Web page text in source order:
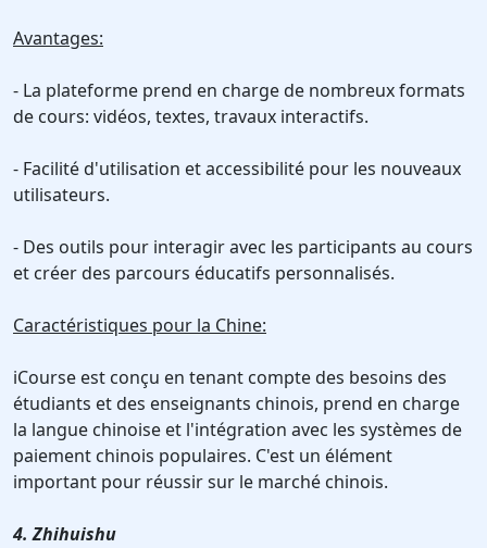
Avantages:
- La plateforme prend en charge de nombreux formats
de cours: vidéos, textes, travaux interactifs.
- Facilité d'utilisation et accessibilité pour les nouveaux
utilisateurs.
- Des outils pour interagir avec les participants au cours
et créer des parcours éducatifs personnalisés.
Caractéristiques pour la Chine:
iCourse est conçu en tenant compte des besoins des
étudiants et des enseignants chinois, prend en charge
la langue chinoise et l'intégration avec les systèmes de
paiement chinois populaires. C'est un élément
important pour réussir sur le marché chinois.
4. Zhihuishu